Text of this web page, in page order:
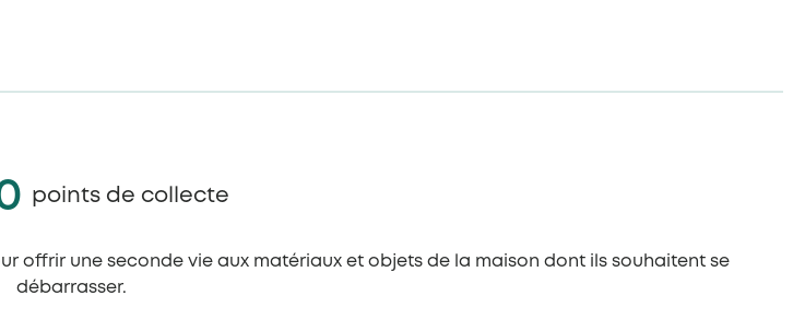
points de collecte
offrir une seconde vie aux matériaux et objets de la maison dont ils souhaitent se
débarrasser.